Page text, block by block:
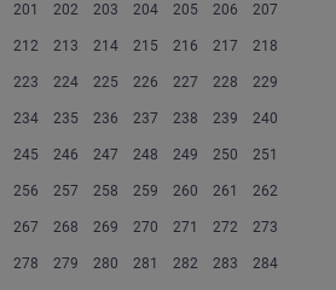
201 202 203 204 205 206 207
212 213 214 215 216 217 218
223 224 225 226 227 228 229
234 235 236 237 238 239 240
245 246 247 248 249 250 251
256 257 258 259 260 261 262
267 268 269 270 271 272 273
278 279 280 281 282 283 284